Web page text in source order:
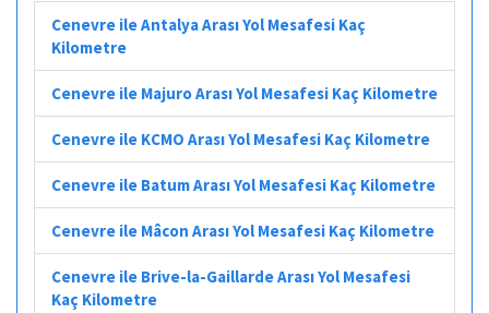
Cenevre ile Antalya Arası Yol Mesafesi Kaç
Kilometre
Cenevre ile Majuro Arası Yol Mesafesi Kaç Kilometre
Cenevre ile KCMO Arası Yol Mesafesi Kaç Kilometre
Cenevre ile Batum Arası Yol Mesafesi Kaç Kilometre
Cenevre ile Mâcon Arası Yol Mesafesi Kaç Kilometre
Cenevre ile Brive-la-Gaillarde Arası Yol Mesafesi
Kaç Kilometre